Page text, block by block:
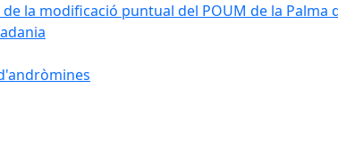
la modificació puntual del POUM de la Palma